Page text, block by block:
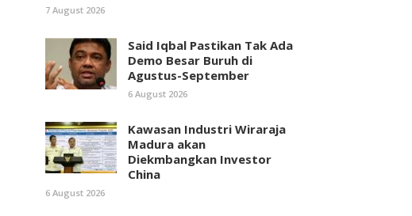
7 August 2026
Said Iqbal Pastikan Tak Ada
Demo Besar Buruh di
Agustus-September
6 August 2026
Kawasan Industri Wiraraja
Madura akan
Diekmbangkan Investor
China
6 August 2026